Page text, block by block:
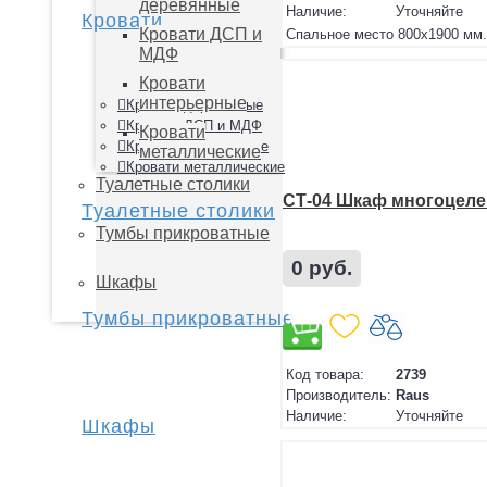
Кровати
Кровати деревянные
Кровати ДСП и МДФ
Кровати интерьерные
Кровати металлические
Туалетные столики
Тумбы прикроватные
Шкафы
деревянные
Кровати ДСП и
МДФ
Кровати
интерьерные
Кровати
металлические
Туалетные столики
Тумбы прикроватные
Шкафы
Наличие:
Уточняйте
Спальное место 800х1900 мм.
СТ-04 Шкаф
0 руб.
Код товара:
2739
Производитель: Raus
Наличие:
Уточняйте